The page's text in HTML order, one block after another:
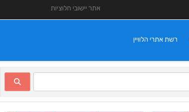
אתר יישובי חלוציות
רשת אתרי הלוויין